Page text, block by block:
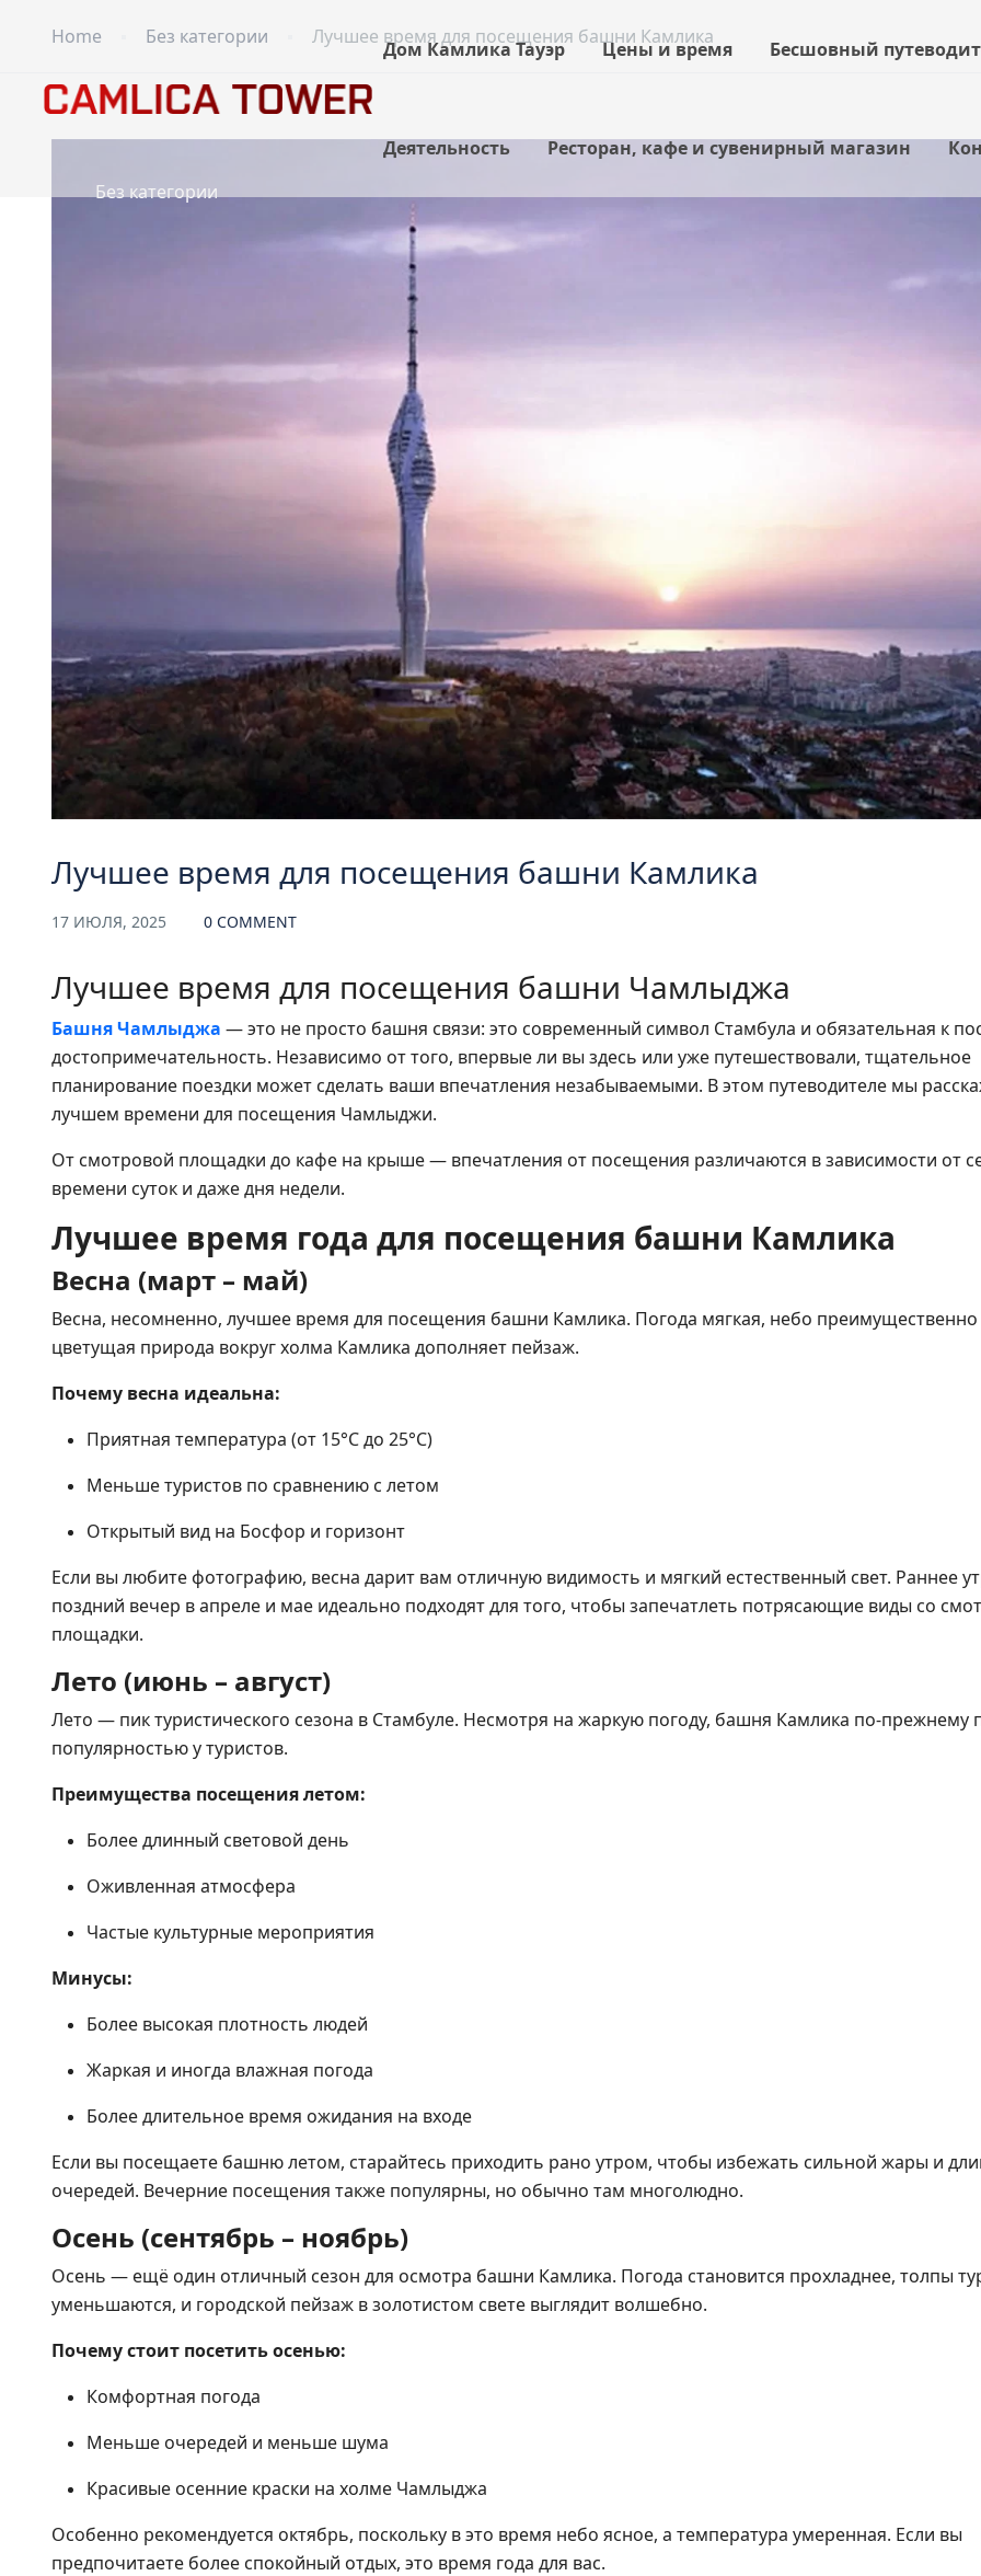
Дом Камлика Тауэр Цены и время Бесшовный
Деятельность Ресторан, кафе и сувенирный магазин
Home Без категории Лучшее время для посещения башни Камлика
Без категории
Лучшее время для посещения башни Камлика
17 ИЮЛЯ, 2025 0 COMMENT
Лучшее время для посещения башни Чамлыджа
Башня Чамлыджа — это не просто башня связи: это современный символ Стамбула и обязательная к
достопримечательность. Независимо от того, впервые ли вы здесь или уже путешествовали, тщательное
планирование поездки может сделать ваши впечатления незабываемыми. В этом путеводителе мы
лучшем времени для посещения Чамлыджи.
От смотровой площадки до кафе на крыше — впечатления от посещения различаются в зависимости от
времени суток и даже дня недели.
Лучшее время года для посещения башни Камлика
Весна (март – май)
Весна, несомненно, лучшее время для посещения башни Камлика. Погода мягкая, небо преимущественно
цветущая природа вокруг холма Камлика дополняет пейзаж.
Почему весна идеальна:
Приятная температура (от 15°C до 25°C)
Меньше туристов по сравнению с летом
Открытый вид на Босфор и горизонт
Если вы любите фотографию, весна дарит вам отличную видимость и мягкий естественный свет. Раннее
поздний вечер в апреле и мае идеально подходят для того, чтобы запечатлеть потрясающие виды со
площадки.
Лето (июнь – август)
Лето — пик туристического сезона в Стамбуле. Несмотря на жаркую погоду, башня Камлика по-прежнему
популярностью у туристов.
Преимущества посещения летом:
Более длинный световой день
Оживленная атмосфера
Частые культурные мероприятия
Минусы:
Более высокая плотность людей
Жаркая и иногда влажная погода
Более длительное время ожидания на входе
Если вы посещаете башню летом, старайтесь приходить рано утром, чтобы избежать сильной жары и
очередей. Вечерние посещения также популярны, но обычно там многолюдно.
Осень (сентябрь – ноябрь)
Осень — ещё один отличный сезон для осмотра башни Камлика. Погода становится прохладнее, толпы
уменьшаются, и городской пейзаж в золотистом свете выглядит волшебно.
Почему стоит посетить осенью:
Комфортная погода
Меньше очередей и меньше шума
Красивые осенние краски на холме Чамлыджа
Особенно рекомендуется октябрь, поскольку в это время небо ясное, а температура умеренная. Если вы
предпочитаете более спокойный отдых, это время года для вас.